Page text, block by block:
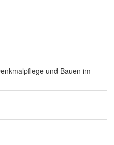
und Bauen im